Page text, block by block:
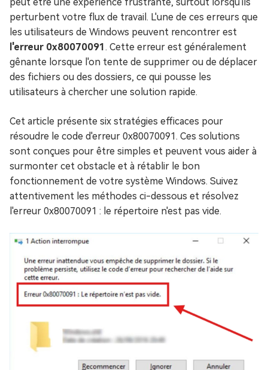
perturbent votre flux de travail. L'une de ces erreurs que
les utilisateurs de Windows peuvent rencontrer est
l'erreur 0x80070091. Cette erreur est généralement
gênante lorsque l'on tente de supprimer ou de déplacer
des fichiers ou des dossiers, ce qui pousse les
utilisateurs à chercher une solution rapide.
Cet article présente six stratégies efficaces pour
résoudre le code d'erreur 0x80070091. Ces solutions
sont conçues pour être simples et peuvent vous aider à
surmonter cet obstacle et à rétablir le bon
fonctionnement de votre système Windows. Suivez
attentivement les méthodes ci-dessous et résolvez
l'erreur 0x80070091 : le répertoire n'est pas vide.